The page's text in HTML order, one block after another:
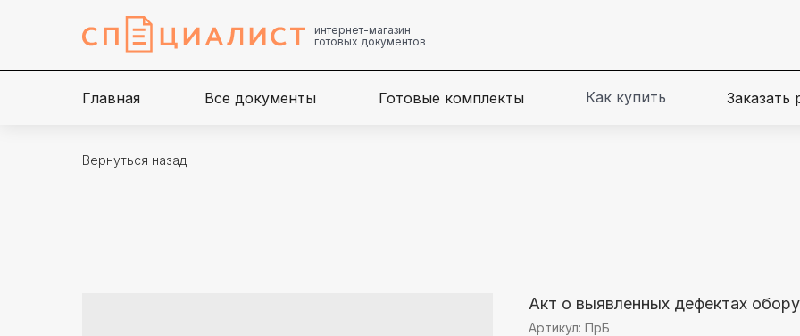
интернет-магазин
готовых документов
Главная Все документы Готовые комплекты Как купить Заказать
Вернуться назад
Акт о выявленных дефектах
Артикул: ПрБ